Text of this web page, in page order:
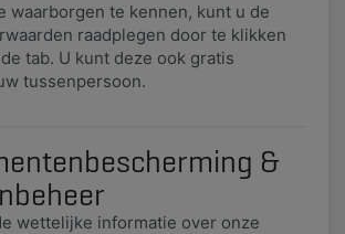
waarborgen te kennen, kunt u de
raadplegen door te klikken
tab. U kunt deze ook gratis
tussenpersoon.​
&
wettelijke informatie over onze